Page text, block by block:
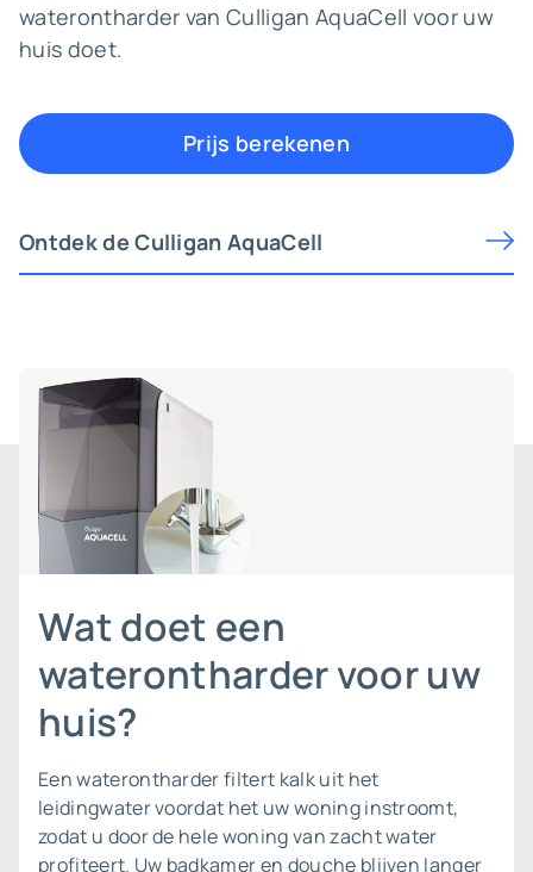
waterontharder van Culligan AquaCell voor uw
huis doet.
Prijs berekenen
Ontdek de Culligan AquaCell
Wat doet een
waterontharder voor uw
huis?
Een waterontharder filtert kalk uit het
leidingwater voordat het uw woning instroomt,
zodat u door de hele woning van zacht water
profiteert. Uw badkamer en douche blijven langer